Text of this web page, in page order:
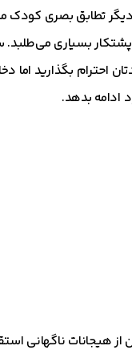
تطابق بصری
بسیاری
احترام بگذارید اما
بدهد.
از هیجانات ناگهانی